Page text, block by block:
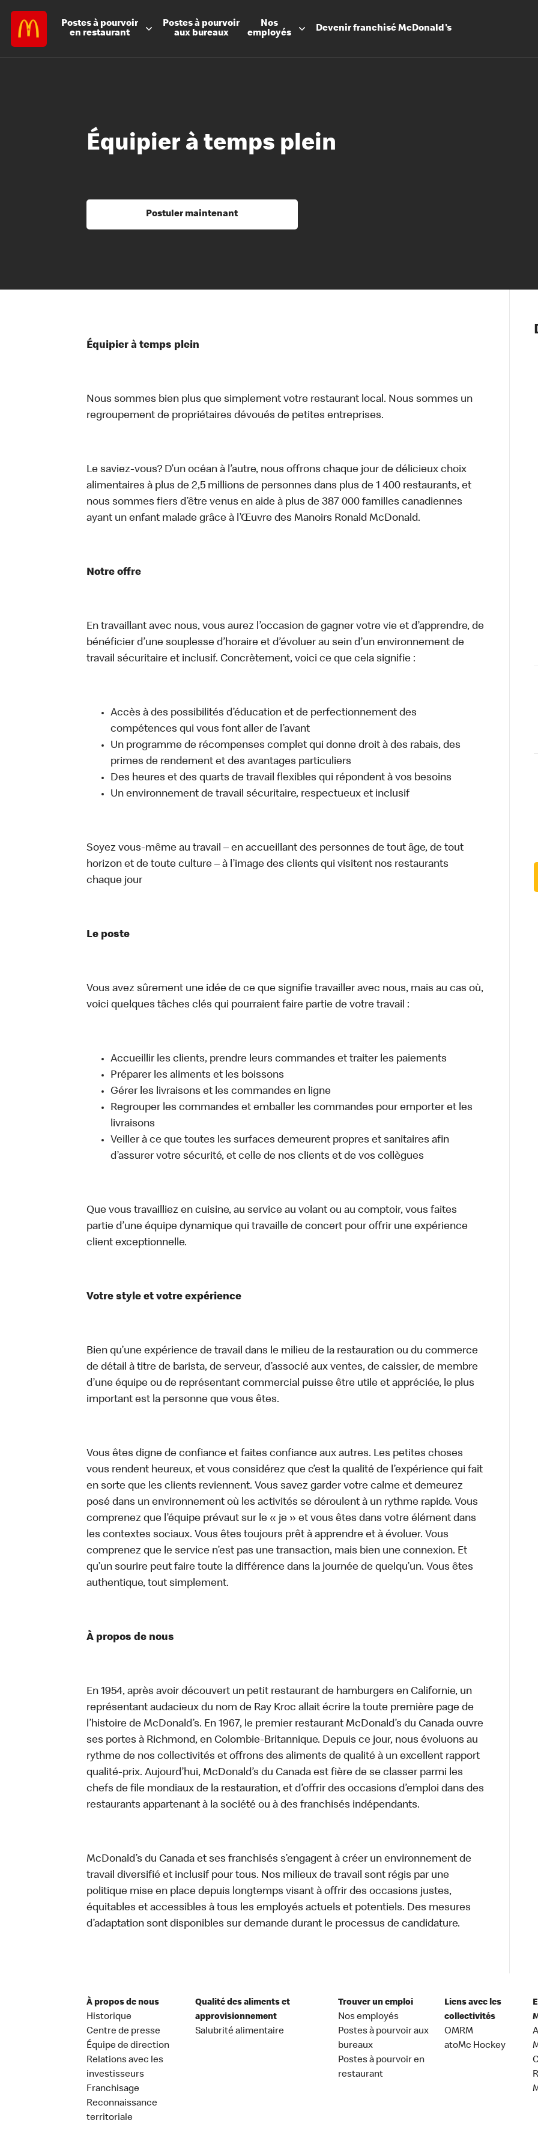
Postes à pourvoir
en restaurant
Postes à pourvoir
aux bureaux
Nos
employés
DevenirfranchiséMcDonald's
Les
Notre
Nos
Santé et
Équipier à temps plein
Postuler maintenant
Équipier à temps plein
Nous sommes bien plus que simplement votre restaurant local. Nous sommes un
regroupement de propriétaires dévoués de petites entreprises.
Le saviez-vous? D’un océan à l’autre, nous offrons chaque jour de délicieux choix
alimentaires à plus de 2,5 millions de personnes dans plus de 1 400 restaurants, et
nous sommes fiers d’être venus en aide à plus de 387 000 familles canadiennes
ayant un enfant malade grâce à l’Œuvre des Manoirs Ronald McDonald.
Notre offre
En travaillant avec nous, vous aurez l’occasion de gagner votre vie et d’apprendre, de
bénéficier d’une souplesse d’horaire et d’évoluer au sein d’un environnement de
travail sécuritaire et inclusif. Concrètement, voici ce que cela signifie :
Accès à des possibilités d’éducation et de perfectionnement des
compétences qui vous font aller de l’avant
Un programme de récompenses complet qui donne droit à des rabais, des
primes de rendement et des avantages particuliers
Des heures et des quarts de travail flexibles qui répondent à vos besoins
Un environnement de travail sécuritaire, respectueux et inclusif
Soyez vous-même au travail – en accueillant des personnes de tout âge, de tout
horizon et de toute culture – à l’image des clients qui visitent nos restaurants
chaque jour
Le poste
Vous avez sûrement une idée de ce que signifie travailler avec nous, mais au cas où,
voici quelques tâches clés qui pourraient faire partie de votre travail :
Accueillir les clients, prendre leurs commandes et traiter les paiements
Préparer les aliments et les boissons
Gérer les livraisons et les commandes en ligne
Regrouper les commandes et emballer les commandes pour emporter et les
livraisons
Veiller à ce que toutes les surfaces demeurent propres et sanitaires afin
d’assurer votre sécurité, et celle de nos clients et de vos collègues
Que vous travailliez en cuisine, au service au volant ou au comptoir, vous faites
partie d’une équipe dynamique qui travaille de concert pour offrir une expérience
client exceptionnelle.
Votre style et votre expérience
Bien qu’une expérience de travail dans le milieu de la restauration ou du commerce
de détail à titre de barista, de serveur, d’associé aux ventes, de caissier, de membre
d’une équipe ou de représentant commercial puisse être utile et appréciée, le plus
important est la personne que vous êtes.
Vous êtes digne de confiance et faites confiance aux autres. Les petites choses
vous rendent heureux, et vous considérez que c’est la qualité de l’expérience qui fait
en sorte que les clients reviennent. Vous savez garder votre calme et demeurez
posé dans un environnement où les activités se déroulent à un rythme rapide. Vous
comprenez que l’équipe prévaut sur le « je » et vous êtes dans votre élément dans
les contextes sociaux. Vous êtes toujours prêt à apprendre et à évoluer. Vous
comprenez que le service n’est pas une transaction, mais bien une connexion. Et
qu’un sourire peut faire toute la différence dans la journée de quelqu’un. Vous êtes
authentique, tout simplement.
À propos de nous
En 1954, après avoir découvert un petit restaurant de hamburgers en Californie, un
représentant audacieux du nom de Ray Kroc allait écrire la toute première page de
l’histoire de McDonald’s. En 1967, le premier restaurant McDonald’s du Canada ouvre
ses portes à Richmond, en Colombie-Britannique. Depuis ce jour, nous évoluons au
rythme de nos collectivités et offrons des aliments de qualité à un excellent rapport
qualité-prix. Aujourd’hui, McDonald’s du Canada est fière de se classer parmi les
chefs de file mondiaux de la restauration, et d’offrir des occasions d’emploi dans des
restaurants appartenant à la société ou à des franchisés indépendants.
McDonald’s du Canada et ses franchisés s’engagent à créer un environnement de
travail diversifié et inclusif pour tous. Nos milieux de travail sont régis par une
politique mise en place depuis longtemps visant à offrir des occasions justes,
équitables et accessibles à tous les employés actuels et potentiels. Des mesures
d’adaptation sont disponibles sur demande durant le processus de candidature.
À propos de nous
Historique
Centre de presse
Équipe de direction
Relations avec les
investisseurs
Franchisage
Reconnaissance
territoriale
Qualité des aliments et
approvisionnement
Salubrité alimentaire
Trouver un emploi
Nos employés
Postes à pourvoir aux
bureaux
Postes à pourvoir en
restaurant
Liens avec les
collectivités
OMRM
atoMc Hockey